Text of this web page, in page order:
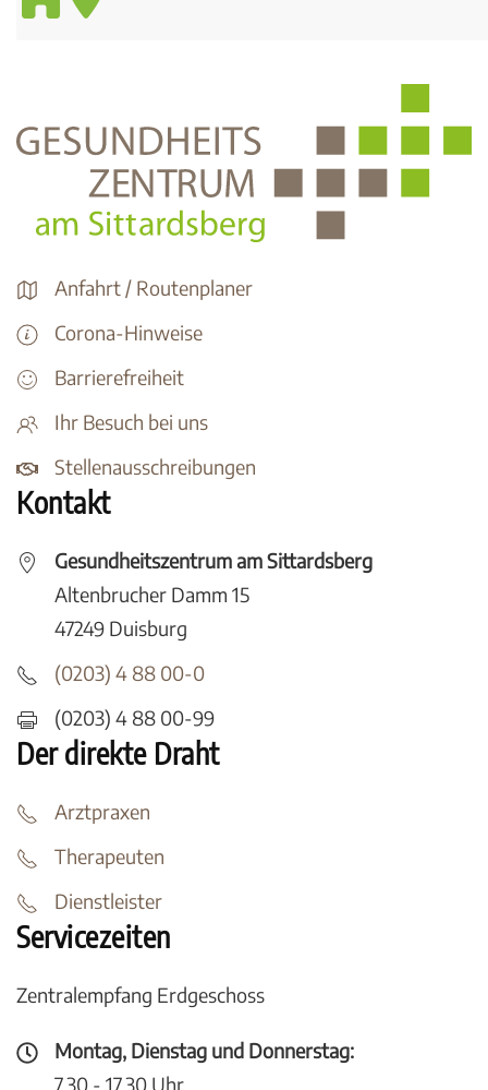
Anfahrt / Routenplaner
Corona-Hinweise
Barrierefreiheit
Ihr Besuch bei uns
Stellenausschreibungen
Kontakt
Gesundheitszentrum am Sittardsberg
Altenbrucher Damm 15
47249 Duisburg
(0203) 4 88 00-0
(0203) 4 88 00-99
Der direkte Draht
Arztpraxen
Therapeuten
Dienstleister
Servicezeiten
Zentralempfang Erdgeschoss
Montag, Dienstag und Donnerstag:
7.30 - 17.30 Uhr